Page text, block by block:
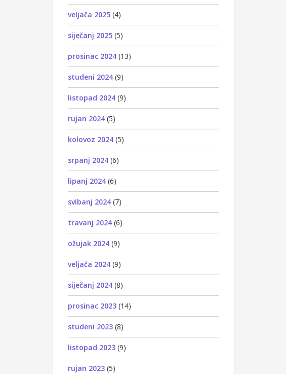
veljača 2025 (4)
siječanj 2025 (5)
prosinac 2024 (13)
studeni 2024 (9)
listopad 2024 (9)
rujan 2024 (5)
kolovoz 2024 (5)
srpanj 2024 (6)
lipanj 2024 (6)
svibanj 2024 (7)
travanj 2024 (6)
ožujak 2024 (9)
veljača 2024 (9)
siječanj 2024 (8)
prosinac 2023 (14)
studeni 2023 (8)
listopad 2023 (9)
rujan 2023 (5)